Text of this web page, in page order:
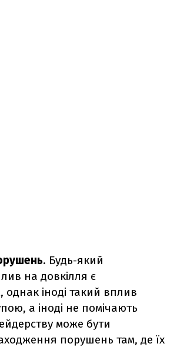
. Будь-який
на довкілля є
іноді такий вплив
а іноді не помічають
може бути
порушень там, де їх